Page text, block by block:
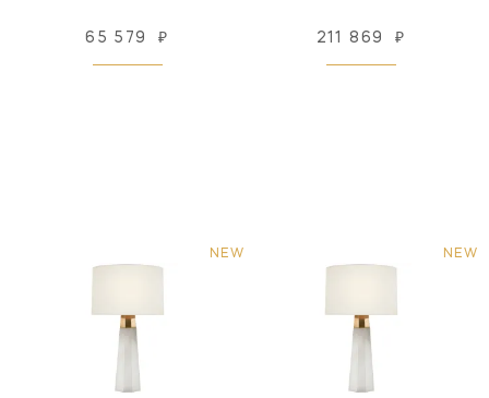
65 579 ₽ 211 869 ₽
NEW NEW